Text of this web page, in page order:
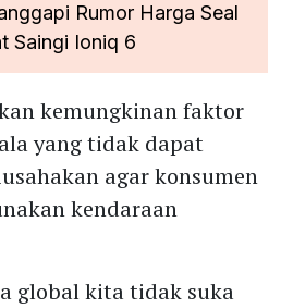
Rumor Harga Seal
Saingi Ioniq 6
kemungkinan faktor
yang tidak dapat
agar konsumen
kendaraan
global kita tidak suka